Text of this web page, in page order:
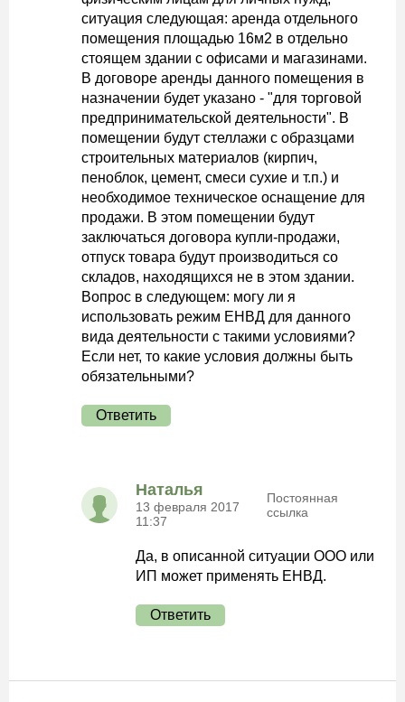
ситуация следующая: аренда отдельного
помещения площадью 16м2 в отдельно
стоящем здании с офисами и магазинами.
В договоре аренды данного помещения в
назначении будет указано - "для торговой
предпринимательской деятельности". В
помещении будут стеллажи с образцами
строительных материалов (кирпич,
пеноблок, цемент, смеси сухие и т.п.) и
необходимое техническое оснащение для
продажи. В этом помещении будут
заключаться договора купли-продажи,
отпуск товара будут производиться со
складов, находящихся не в этом здании.
Вопрос в следующем: могу ли я
использовать режим ЕНВД для данного
вида деятельности с такими условиями?
Если нет, то какие условия должны быть
обязательными?
Ответить
Наталья
13 февраля 2017
11:37
Постоянная
ссылка
Да, в описанной ситуации ООО или
ИП может применять ЕНВД.
Ответить